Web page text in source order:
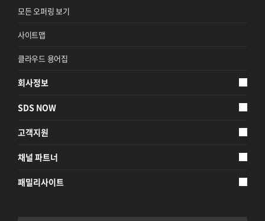
모든 오퍼링 보기
사이트맵
클라우드 용어집
회사정보
SDS NOW
고객지원
채널 파트너
패밀리사이트